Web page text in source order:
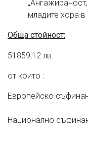
младите хора
Обща стойност:
51859,12 лв.
от които :
Европейско
Национално